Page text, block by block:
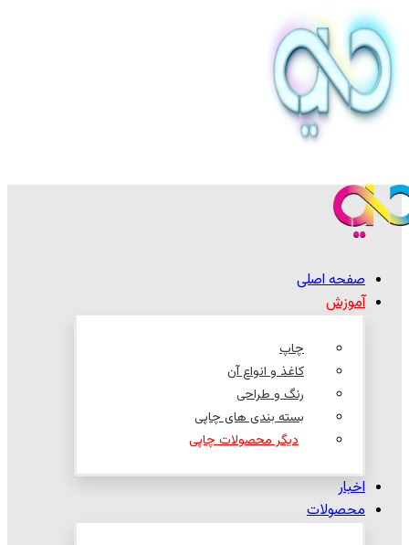
صفحه اصلی
آموزش
چاپ
کاغذ و انواع آن
رنگ و طراحی
بسته بندی های چاپی
دیگر محصولات چاپی
اخبار
محصولات